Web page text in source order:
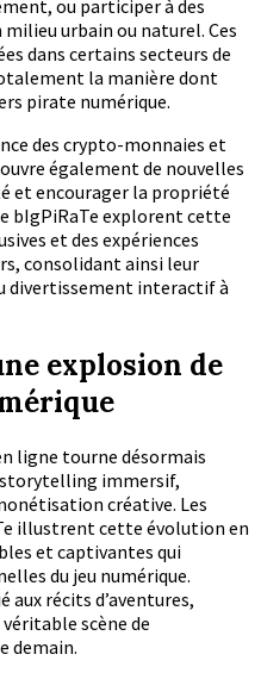
ou participer à des
urbain ou naturel. Ces
dans certains secteurs de
la manière dont
pirate numérique.
des crypto-monnaies et
également de nouvelles
et encourager la propriété
bIgPiRaTe explorent cette
et des expériences
consolidant ainsi leur
divertissement interactif à
explosion de
ligne tourne désormais
storytelling immersif,
créative. Les
illustrent cette évolution en
et captivantes qui
du jeu numérique.
aux récits d’aventures,
scène de
demain.